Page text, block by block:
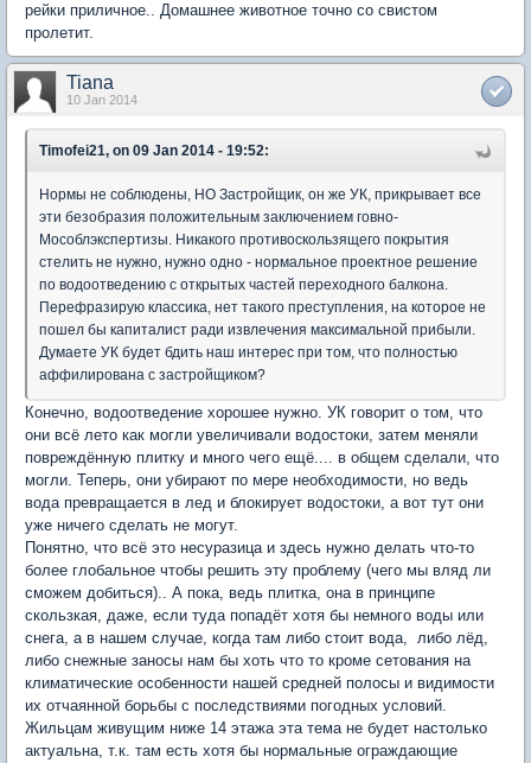
рейки приличное.. Домашнее животное точно со свистом
пролетит.
Tiana
10 Jan 2014
Timofei21, on 09 Jan 2014 - 19:52:
Нормы не соблюдены, НО Застройщик, он же УК, прикрывает все
эти безобразия положительным заключением говно-
Мособлэкспертизы. Никакого противоскользящего покрытия
стелить не нужно, нужно одно - нормальное проектное решение
по водоотведению с открытых частей переходного балкона.
Перефразирую классика, нет такого преступления, на которое не
пошел бы капиталист ради извлечения максимальной прибыли.
Думаете УК будет бдить наш интерес при том, что полностью
аффилирована с застройщиком?
Конечно, водоотведение хорошее нужно. УК говорит о том, что
они всё лето как могли увеличивали водостоки, затем меняли
повреждённую плитку и много чего ещё.... в общем сделали, что
могли. Теперь, они убирают по мере необходимости, но ведь
вода превращается в лед и блокирует водостоки, а вот тут они
уже ничего сделать не могут.
Понятно, что всё это несуразица и здесь нужно делать что-то
более глобальное чтобы решить эту проблему (чего мы вляд ли
сможем добиться).. А пока, ведь плитка, она в принципе
скользкая, даже, если туда попадёт хотя бы немного воды или
снега, а в нашем случае, когда там либо стоит вода, либо лёд,
либо снежные заносы нам бы хоть что то кроме сетования на
климатические особенности нашей средней полосы и видимости
их отчаянной борьбы с последствиями погодных условий.
Жильцам живущим ниже 14 этажа эта тема не будет настолько
актуальна, т.к. там есть хотя бы нормальные ограждающие